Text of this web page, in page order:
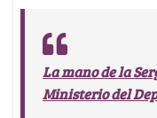
La mano de la
Ministerio del